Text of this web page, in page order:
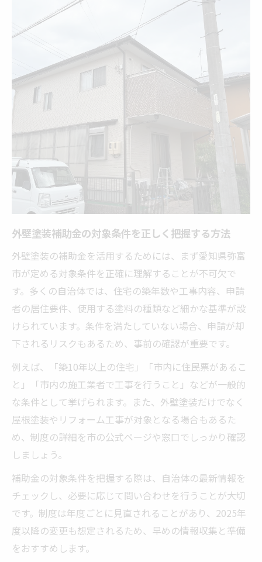
外壁塗装の助成金申請に必要な手順とは
外壁塗装補助金申請の基本フローを分かり
やすく解説
弥富市の外壁塗装助成金申請で必要な書類
外壁塗装補助金を確実に受け取るための準
備とは
外壁塗装の申請期間とスケジュール管理の
コツ
助成金申請時に失敗しがちなポイントと対
策法
補助金付き外壁塗装の費用最適化ガイド
外壁塗装補助金を使った費用相場の見極め
方
補助金活用時の外壁塗装費用内訳を徹底比
較
外壁塗装の見積もり時に補助金を反映する
コツ
補助金付き外壁塗装で無駄な出費を防ぐ方
法
外壁塗装費用を最適化するための業者選び
ガイド
弥富市で実現する外壁リフォーム補助制度
外壁塗装補助金の弥富市独自のメリットを
解説
外壁リフォーム補助金の具体的な支援内容
を知る
弥富市で外壁塗装助成金を受ける条件と流
れ
外壁塗装の補助制度を最大限活用する工夫
外壁塗装補助金の対象条件を正しく把握する方法
外壁塗装の補助金を活用するためには、まず愛知県弥富
市が定める対象条件を正確に理解することが不可欠で
す。多くの自治体では、住宅の築年数や工事内容、申請
者の居住要件、使用する塗料の種類など細かな基準が設
けられています。条件を満たしていない場合、申請が却
下されるリスクもあるため、事前の確認が重要です。
例えば、「築10年以上の住宅」「市内に住民票があるこ
と」「市内の施工業者で工事を行うこと」などが一般的
な条件として挙げられます。また、外壁塗装だけでなく
屋根塗装やリフォーム工事が対象となる場合もあるた
め、制度の詳細を市の公式ページや窓口でしっかり確認
しましょう。
補助金の対象条件を把握する際は、自治体の最新情報を
チェックし、必要に応じて問い合わせを行うことが大切
です。制度は年度ごとに見直されることがあり、2025年
度以降の変更も想定されるため、早めの情報収集と準備
をおすすめします。